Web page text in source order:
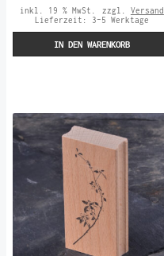
inkl. 19 % MwSt. zzgl. Versand
Lieferzeit: 3-5 Werktage
IN DEN WARENKORB